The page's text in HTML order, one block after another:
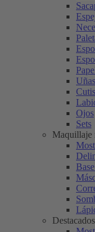
Uñas
Cutis
Ojos
Sets
Maquillaje
Destacados